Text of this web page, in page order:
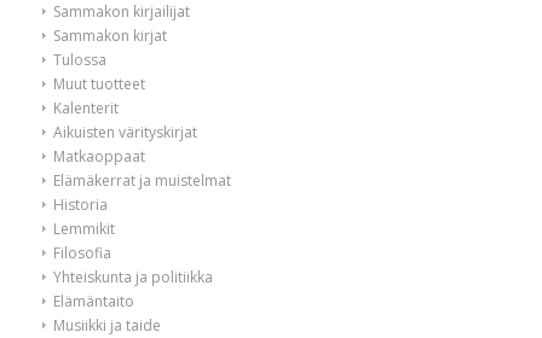
Sammakon kirjailijat
Sammakon kirjat
Tulossa
Muut tuotteet
Kalenterit
Aikuisten värityskirjat
Matkaoppaat
Elämäkerrat ja muistelmat
Historia
Lemmikit
Filosofia
Yhteiskunta ja politiikka
Elämäntaito
Musiikki ja taide